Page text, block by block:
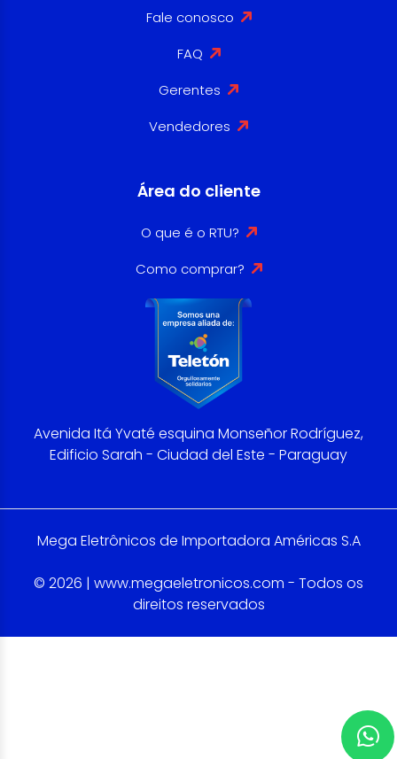
Fale conosco
FAQ
Gerentes
Vendedores
Área do cliente
O que é o RTU?
Como comprar?
Avenida Itá Yvaté esquina Monseñor Rodríguez,
Edificio Sarah - Ciudad del Este - Paraguay
Mega Eletrônicos de Importadora Américas S.A
© 2026 | www.megaeletronicos.com - Todos os
direitos reservados